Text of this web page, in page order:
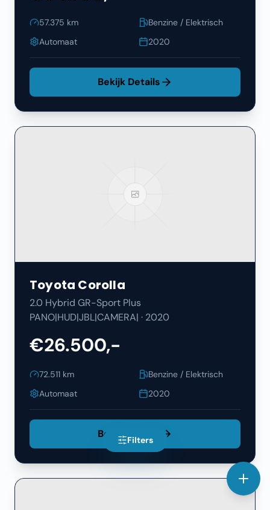
57.375 km
Benzine / Elektrisch
Automaat
2020
Bekijk Details
Toyota Corolla
2.0 Hybrid GR-Sport Plus
PANO|HUD|JBL|CAMERA| · 2020
€26.500,-
72.511 km
Benzine / Elektrisch
Automaat
2020
Bekijk Details
Filters